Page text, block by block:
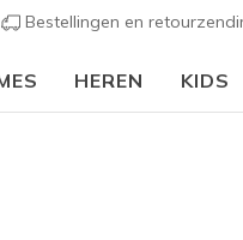
Bestellingen en
HEREN KIDS